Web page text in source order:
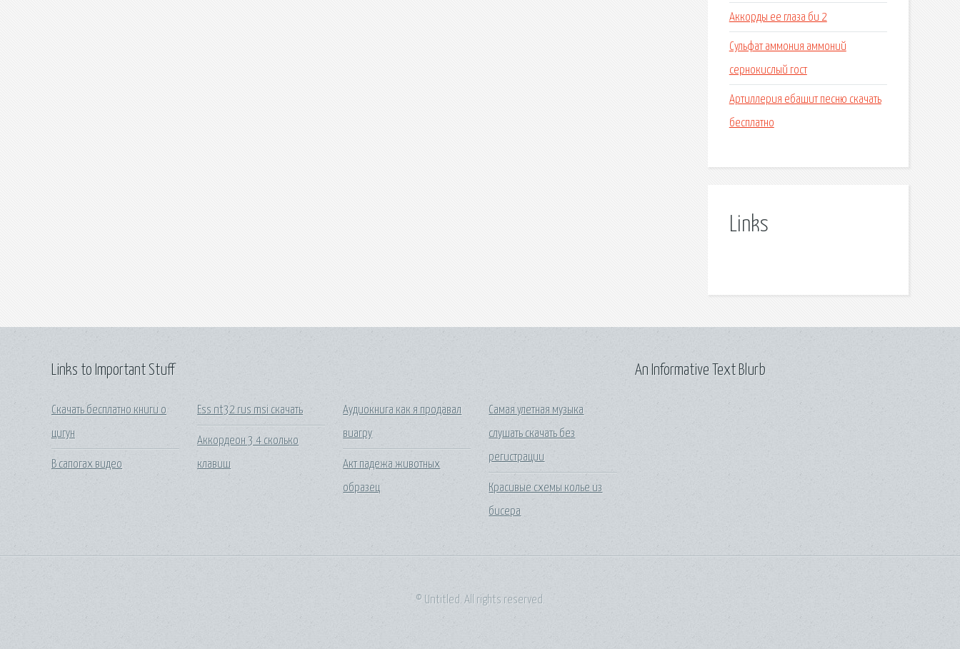
Аккорды ее глаза би 2
Сульфат аммония аммоний
сернокислый гост
Артиллерия ебашит песню скачать
бесплатно
Links
Links to Important Stuff
Скачать бесплатно книги о
цигун
В сапогах видео
Ess nt32 rus msi скачать
Аккордеон 3 4 сколько
клавиш
Аудиокнига как я продавал
виагру
Акт падежа животных
образец
Самая улетная музыка
слушать скачать без
регистрации
Красивые схемы колье из
бисера
An Informative Text Blurb
© Untitled. All rights reserved.